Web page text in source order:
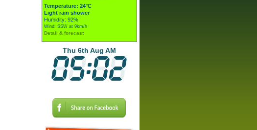
Temperature: 24°C
Light rain shower
Humidity: 92%
Wind: SSW at 9km/h
Detail & forecast
Thu 6th Aug AM